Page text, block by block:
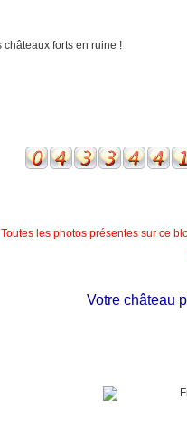
Toutes les photos présentes sur ce
Votre château